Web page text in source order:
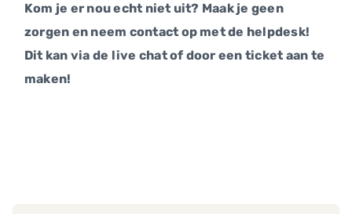
Kom je er nou echt niet uit? Maak je geen
zorgen en neem contact op met de helpdesk!
Dit kan via de live chat of door een ticket aan te
maken!